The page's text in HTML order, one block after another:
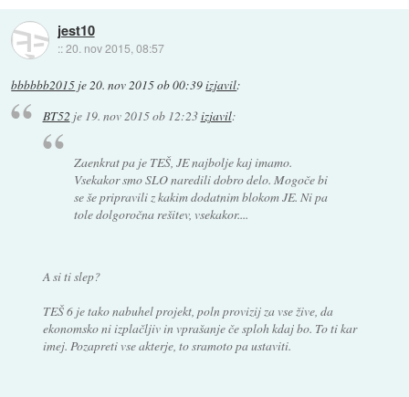
jest10
::20. nov 2015, 08:57
bbbbbb2015 je20. nov 2015 ob 00:39izjavil:
BT52je 19. nov 2015 ob 12:23izjavil:
Zaenkrat pa je TEŠ, JE najbolje kaj imamo.
Vsekakor smo SLO naredili dobro delo. Mogoče bi
se še pripravili z kakim dodatnim blokom JE. Ni pa
tole dolgoročna rešitev, vsekakor....
A si ti slep?
TEŠ 6 je tako nabuhel projekt, poln provizij za vse žive, da
ekonomsko ni izplačljiv in vprašanje če sploh kdaj bo. To ti kar
imej. Pozapreti vse akterje, to sramoto pa ustaviti.